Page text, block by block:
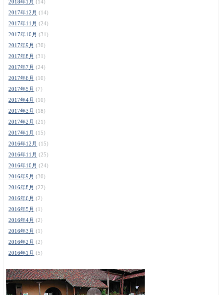
2018年1月 (14)
2017年12月 (14)
2017年11月 (24)
2017年10月 (31)
2017年9月 (30)
2017年8月 (31)
2017年7月 (24)
2017年6月 (10)
2017年5月 (7)
2017年4月 (10)
2017年3月 (18)
2017年2月 (21)
2017年1月 (15)
2016年12月 (15)
2016年11月 (25)
2016年10月 (24)
2016年9月 (30)
2016年8月 (22)
2016年6月 (2)
2016年5月 (1)
2016年4月 (2)
2016年3月 (1)
2016年2月 (2)
2016年1月 (5)